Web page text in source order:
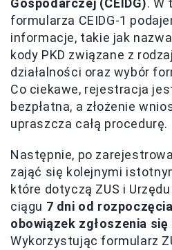
formularza CEIDG-1
informacje, takie jak
kody PKD związane z
działalności oraz wybór
Co ciekawe, rejestracja
bezpłatna, a złożenie
upraszcza całą procedurę.
Następnie, po
zająć się kolejnymi
które dotyczą ZUS i
ciągu 7 dni od
obowiązek zgłoszenia się
Wykorzystując formularz